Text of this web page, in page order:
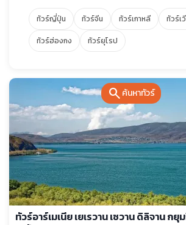
search ค้นหาทัวร์
ทัวร์ญี่ปุ่น ทัวร์จีน ทัวร์เกาหลี
ทัวร์เ
ทัวร์ฮ่องกง
ทัวร์ยุโรป
ทัวร์อาร์เมเนีย เยเรวาน เซวาน ดิลิจาน กยุ